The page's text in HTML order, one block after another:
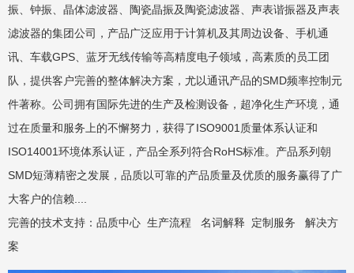
振、钟振、晶体滤波器、陶瓷晶振及陶瓷滤波器、声表谐振器及声表
滤波器的集团公司，产品广泛应用于计算机及其周边设备、手机通
讯、车载GPS、蓝牙无线传输等高精度电子领域，高素质的员工团
队，提供客户完善的整体解决方案，尤以通讯产品的SMD频率控制元
件著称。公司拥有国际先进的生产及检测设备，超净化生产环境，通
过在质量和服务上的不懈努力，获得了ISO9001质量体系认证和
ISO14001环境体系认证，产品全系列符合RoHS标准。产品系列朝
SMD短薄精密之发展，品质以可靠的产品质量及优质的服务赢得了广
大客户的信赖....
完善的技术支持： 品质中心 生产流程 名词解释 定制服务
解决方
案